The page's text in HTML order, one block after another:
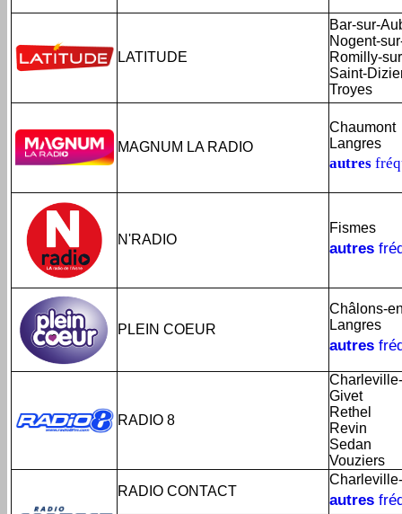
LATITUDE
Bar-sur-
Nogent-
Romilly-
Saint-
Troyes
MAGNUM LA RADIO
Chaumont
Langres
autres
N'RADIO
Fismes
autres
PLEIN COEUR
Châlons-
Langres
autres
RADIO 8
Givet
Rethel
Revin
Sedan
Vouziers
RADIO CONTACT
autres